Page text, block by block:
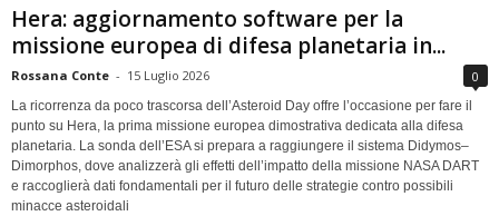
Hera: aggiornamento software per la
missione europea di difesa planetaria in...
Rossana Conte - 15 Luglio 2026 0
La ricorrenza da poco trascorsa dell’Asteroid Day offre l’occasione per fare il
punto su Hera, la prima missione europea dimostrativa dedicata alla difesa
planetaria. La sonda dell’ESA si prepara a raggiungere il sistema Didymos–
Dimorphos, dove analizzerà gli effetti dell’impatto della missione NASA DART
e raccoglierà dati fondamentali per il futuro delle strategie contro possibili
minacce asteroidali